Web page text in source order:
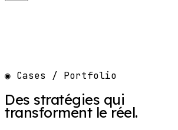
◉ Cases / Portfolio
Des stratégies qui
transformentle réel.